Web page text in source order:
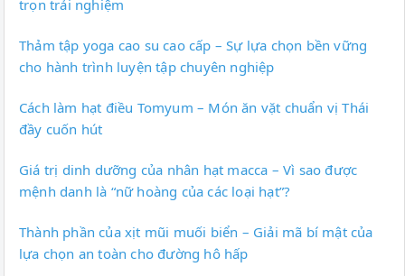
trọn trải nghiệm
Thảm tập yoga cao su cao cấp – Sự lựa chọn bền vững
cho hành trình luyện tập chuyên nghiệp
Cách làm hạt điều Tomyum – Món ăn vặt chuẩn vị Thái
đầy cuốn hút
Giá trị dinh dưỡng của nhân hạt macca – Vì sao được
mệnh danh là “nữ hoàng của các loại hạt”?
Thành phần của xịt mũi muối biển – Giải mã bí mật của
lựa chọn an toàn cho đường hô hấp